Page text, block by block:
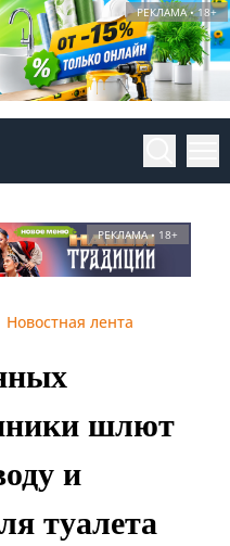
РЕКЛАМА • 18+
РЕКЛАМА • 18+
Новостная лента
шлют
и
туалета